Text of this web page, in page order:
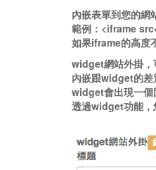
內嵌表單到您的網
範例：<iframe
如果iframe的高度
widget網站外掛，
內嵌跟widget的差
widget會出現一個
透過widget功能，